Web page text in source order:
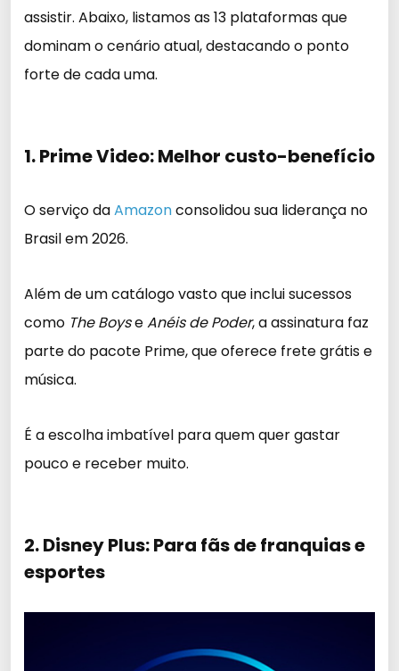
assistir. Abaixo, listamos as 13 plataformas que
dominam o cenário atual, destacando o ponto
forte de cada uma.
1. Prime Video: Melhor custo-benefício
O serviço daAmazonconsolidou sua liderança no
Brasil em 2026.
Além de um catálogo vasto que inclui sucessos
como The BoyseAnéis de Poder, a assinatura faz
parte do pacote Prime, que oferece frete grátis e
música.
É a escolha imbatível para quem quer gastar
pouco e receber muito.
2. Disney Plus: Para fãs de franquias e
esportes